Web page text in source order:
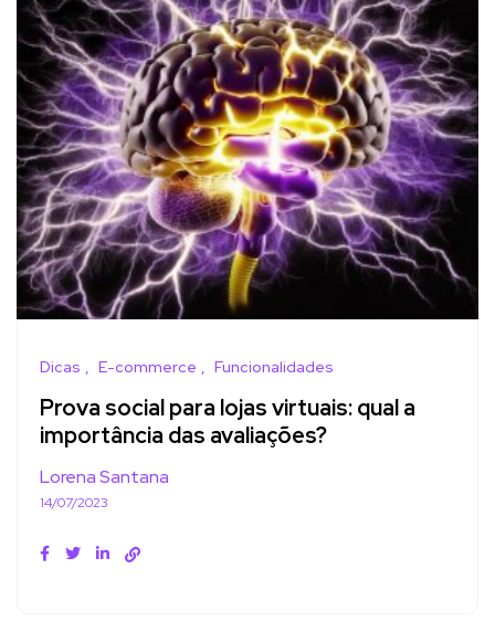
Dicas E-commerce Funcionalidades
Prova social para lojas virtuais: qual a
importância das avaliações?
Lorena Santana
14/07/2023